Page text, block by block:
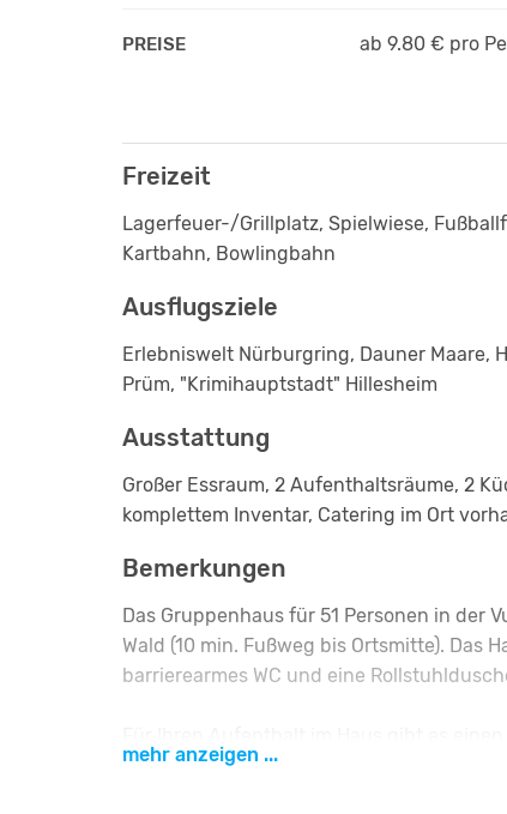
PREISE ab 9.80 € pro
Freizeit
Lagerfeuer-/Grillplatz, Spielwiese,
Kartbahn, Bowlingbahn
Ausflugsziele
Erlebniswelt Nürburgring, Dauner Maare,
Prüm, "Krimihauptstadt" Hillesheim
Ausstattung
Großer Essraum, 2 Aufenthaltsräume, 2
komplettem Inventar, Catering im Ort
Bemerkungen
Das Gruppenhaus für 51 Personen in der
Wald (10 min. Fußweg bis Ortsmitte).
barrierearmes WC und eine
einen Seminarraum.
mehr anzeigen ...